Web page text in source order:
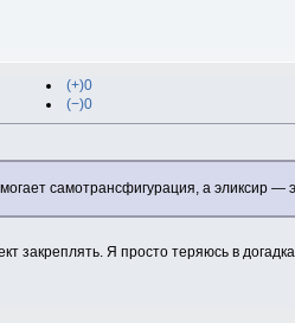
(+)0
(−)0
самотрансфигурация, а эликсир —
закреплять. Я просто теряюсь в